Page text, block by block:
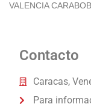
VALENCIA
Contacto
Caracas,
Para